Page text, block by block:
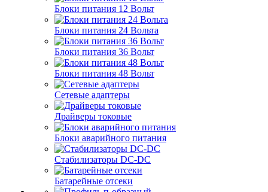
Блоки питания 12 Вольт
Блоки питания 24 Вольта
Блоки питания 36 Вольт
Блоки питания 48 Вольт
Сетевые адаптеры
Драйверы токовые
Блоки аварийного питания
Стабилизаторы DC-DC
Батарейные отсеки